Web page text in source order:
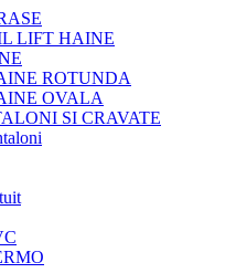
LIFT HAINE
ROTUNDA
OVALA
SI CRAVATE